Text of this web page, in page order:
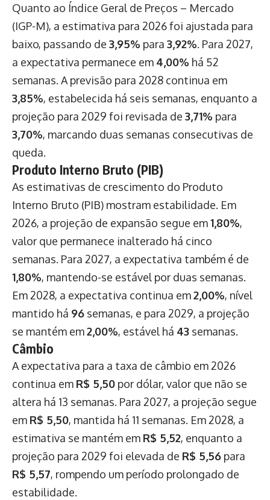
Quanto ao Índice Geral de Preços – Mercado
(IGP-M), a estimativa para 2026 foi ajustada para
baixo, passando de 3,95% para 3,92%. Para 2027,
a expectativa permanece em 4,00% há 52
semanas. A previsão para 2028 continua em
3,85%, estabelecida há seis semanas, enquanto a
projeção para 2029 foi revisada de 3,71% para
3,70%, marcando duas semanas consecutivas de
queda.
Produto Interno Bruto (PIB)
As estimativas de crescimento do Produto
Interno Bruto (PIB) mostram estabilidade. Em
2026, a projeção de expansão segue em1,80%,
valor que permanece inalterado há cinco
semanas. Para 2027, a expectativa também é de
1,80%, mantendo-se estável por duas semanas.
Em 2028, a expectativa continua em2,00%, nível
mantido há 96 semanas, e para 2029, a projeção
se mantém em2,00%, estável há 43 semanas.
Câmbio
A expectativa para a taxa de câmbio em 2026
continua em R$ 5,50 por dólar, valor que não se
altera há 13 semanas. Para 2027, a projeção segue
em R$ 5,50, mantida há 11 semanas. Em 2028, a
estimativa se mantém em R$ 5,52, enquanto a
projeção para 2029 foi elevada de R$ 5,56 para
R$ 5,57, rompendo um período prolongado de
estabilidade.